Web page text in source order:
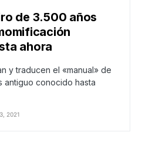
de 3.500 años
ahora
y traducen el «manual» de
antiguo conocido hasta
2021